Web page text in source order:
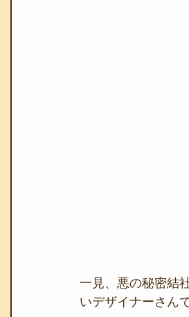
一見、悪の秘密結
いデザイナーさんで